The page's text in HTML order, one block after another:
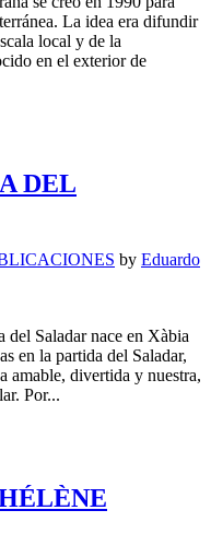
La idea era difundir
local y de la
en el exterior de
DEL
by Eduardo
Saladar nace en Xàbia
en la partida del Saladar,
amable, divertida y nuestra,
Por...